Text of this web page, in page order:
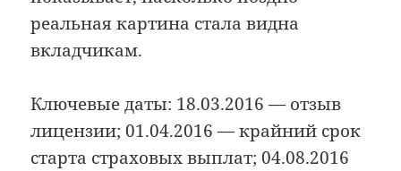
реальная картина стала видна
вкладчикам.
Ключевые даты: 18.03.2016 — отзыв
лицензии; 01.04.2016 — крайний срок
старта страховых выплат; 04.08.2016